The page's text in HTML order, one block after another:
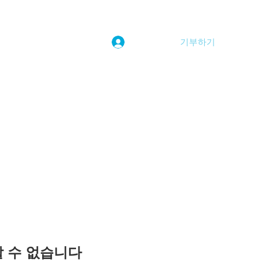
기부하기
수 없습니다